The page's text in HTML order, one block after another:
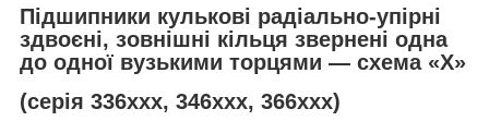
Підшипники кулькові радіально-упірні
здвоєні, зовнішні кільця звернені одна
до одної вузькими торцями — схема «Х»
(серія 336ххх, 346ххх, 366ххх)